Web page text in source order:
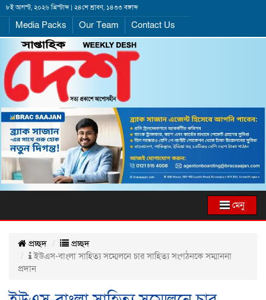
৮ই আগস্ট, ২০২৬ খ্রিস্টাব্দ | ২৪শে শ্রাবণ, ১৪৩৩ বঙ্গাব্দ
Media Packs Our Team Contact Us
মেনু
প্রচ্ছদ
প্রচ্ছদ
ইউএস-বাংলা সাহিত্য সম্মেলনে চার সাহিত্য সংগঠনকে সম্মাননা
প্রদান